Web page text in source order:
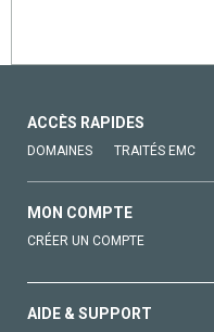
ACCÈS RAPIDES
DOMAINES TRAITÉS EMC
MON COMPTE
CRÉER UN COMPTE
AIDE & SUPPORT